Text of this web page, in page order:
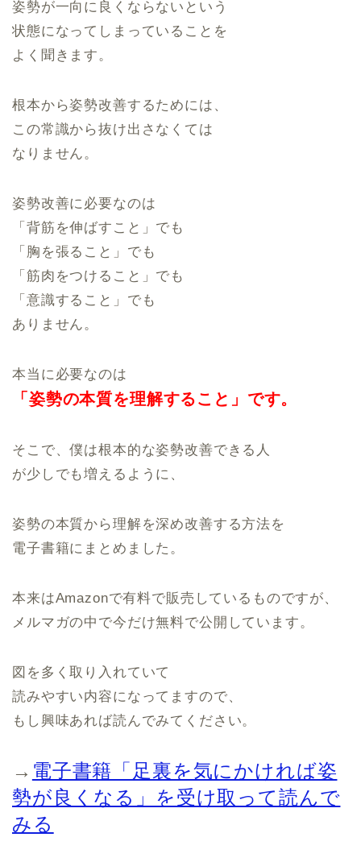
姿勢が一向に良くならないという
状態になってしまっていることを
よく聞きます。
根本から姿勢改善するためには、
この常識から抜け出さなくては
なりません。
姿勢改善に必要なのは
「背筋を伸ばすこと」でも
「胸を張ること」でも
「筋肉をつけること」でも
「意識すること」でも
ありません。
本当に必要なのは
「姿勢の本質を理解すること」です。
そこで、僕は根本的な姿勢改善できる人
が少しでも増えるように、
姿勢の本質から理解を深め改善する方法を
電子書籍にまとめました。
本来はAmazonで有料で販売しているものですが、
メルマガの中で今だけ無料で公開しています。
図を多く取り入れていて
読みやすい内容になってますので、
もし興味あれば読んでみてください。
→ 電子書籍「足裏を気にかければ姿
勢が良くなる」を受け取って読んで
みる